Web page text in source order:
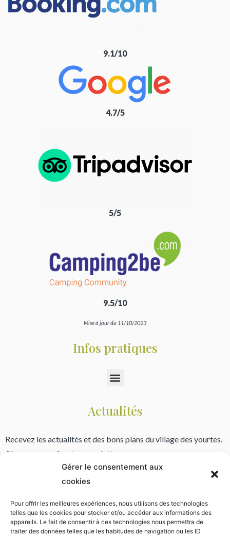
Gérer le consentement aux
cookies
Pour offrir les meilleures expériences, nous utilisons des technologies
telles que les cookies pour stocker et/ou accéder aux informations des
appareils. Le fait de consentir à ces technologies nous permettra de
traiter des données telles que les habitudes de navigation ou les ID
9.1/10
4.7/5
5/5
9.5/10
Mise à jour du 11/10/2023
Infos pratiques
Actualités
Recevez les actualités et des bons plans du village des yourtes.
Abonnez vous à notre newsletter.
* Vos informations font l’objet d’un traitement informatique destiné à l'envoi de notre bulletin. Votre email ne
sera jamais publié ni cédé à des tiers. Conformément à la règlementation vous disposez d’un droit d’accès et au
retrait de vos données. Lisez notre politique de confidentialité.